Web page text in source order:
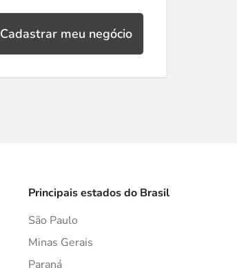
Cadastrar meu negócio
Principais estados do Brasil
São Paulo
Minas Gerais
Paraná